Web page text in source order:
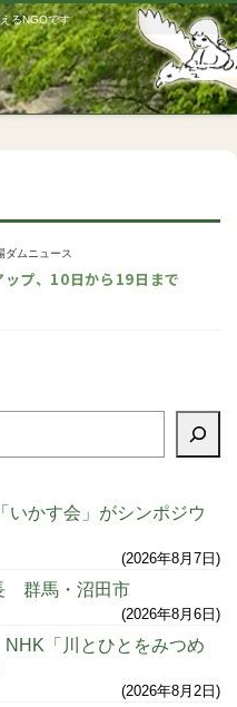
るNGOです
ダムニュース
プ、10日から19日まで
かす会」がシンポジウ
2026年8月7日
群馬・沼田市
2026年8月6日
「川とひとをみつめ
2026年8月2日